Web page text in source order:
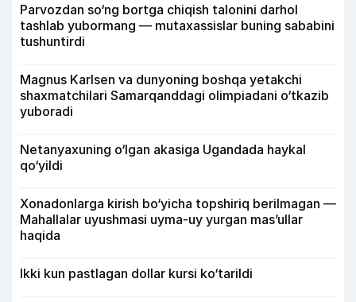
Parvozdan so‘ng bortga chiqish talonini darhol
tashlab yubormang — mutaxassislar buning sababini
tushuntirdi
Magnus Karlsen va dunyoning boshqa yetakchi
shaxmatchilari Samarqanddagi olimpiadani o‘tkazib
yuboradi
Netanyaxuning o‘lgan akasiga Ugandada haykal
qo‘yildi
Xonadonlarga kirish bo‘yicha topshiriq berilmagan —
Mahallalar uyushmasi uyma-uy yurgan mas’ullar
haqida
Ikki kun pastlagan dollar kursi ko‘tarildi